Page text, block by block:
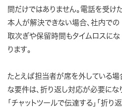
間だけではありません。電話を受け
本人が解決できない場合、社内での
取次ぎや保留時間もタイムロスにな
ります。
たとえば担当者が席を外している場
な要件は、折り返し対応が必要にな
「チャットツールで伝達する」「折